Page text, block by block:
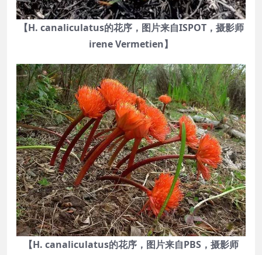
【H. canaliculatus的花序，图片来自ISPOT，摄影师
irene Vermetien】
【H. canaliculatus的花序，图片来自PBS，摄影师